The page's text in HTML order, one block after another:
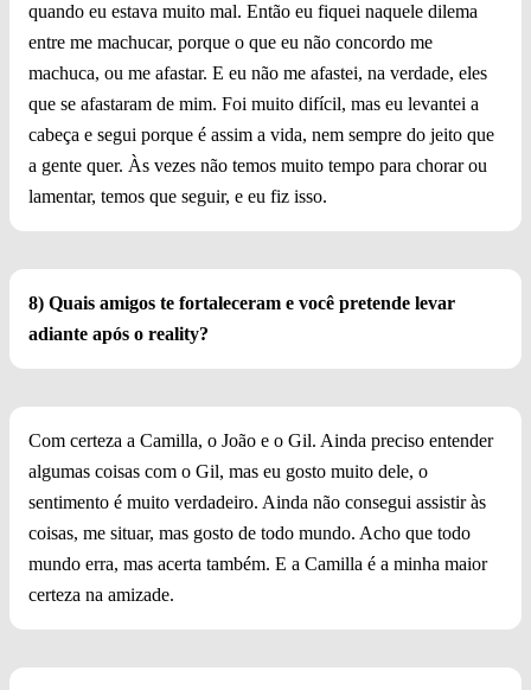
quando eu estava muito mal. Então eu fiquei naquele dilema
entre me machucar, porque o que eu não concordo me
machuca, ou me afastar. E eu não me afastei, na verdade, eles
que se afastaram de mim. Foi muito difícil, mas eu levantei a
cabeça e segui porque é assim a vida, nem sempre do jeito que
a gente quer. Às vezes não temos muito tempo para chorar ou
lamentar, temos que seguir, e eu fiz isso.
8) Quais amigos te fortaleceram e você pretende levar
adiante após o reality?
Com certeza a Camilla, o João e o Gil. Ainda preciso entender
algumas coisas com o Gil, mas eu gosto muito dele, o
sentimento é muito verdadeiro. Ainda não consegui assistir às
coisas, me situar, mas gosto de todo mundo. Acho que todo
mundo erra, mas acerta também. E a Camilla é a minha maior
certeza na amizade.